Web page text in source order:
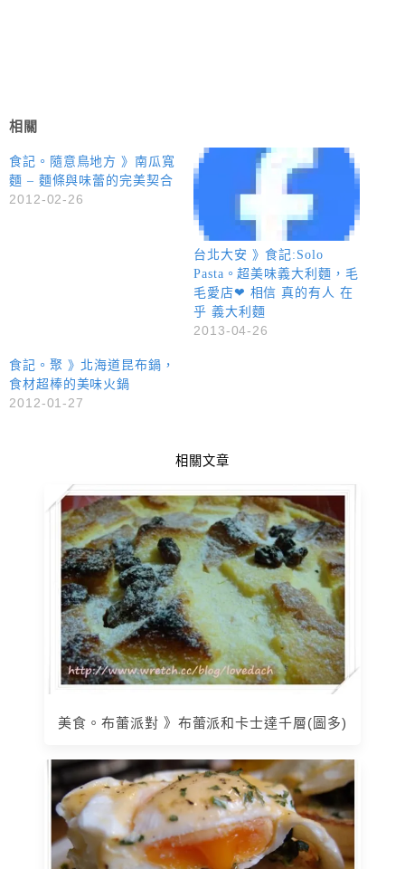
相關
食記。隨意鳥地方 》南瓜寬
麵 – 麵條與味蕾的完美契合
2012-02-26
台北大安 》食記:Solo
Pasta。超美味義大利麵，毛
毛愛店❤ 相信 真的有人 在
乎 義大利麵
2013-04-26
食記。聚 》北海道昆布鍋，
食材超棒的美味火鍋
2012-01-27
相關文章
美食。布蕾派對 》布蕾派和卡士達千層(圖多)